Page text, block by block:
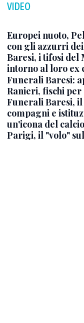
VIDEO
Europei nuoto,
con gli azzurri
Baresi, i tifosi del
intorno al loro ex
Funerali Baresi:
Ranieri, fischi per
Funerali Baresi,
compagni e
un'icona del
Parigi, il "volo"